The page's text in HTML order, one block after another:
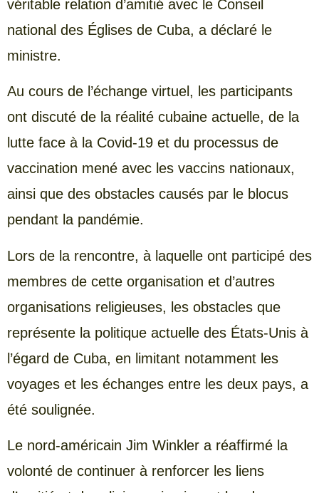
véritable relation d’amitié avec le Conseil
national des Églises de Cuba, a déclaré le
ministre.
Au cours de l’échange virtuel, les participants
ont discuté de la réalité cubaine actuelle, de la
lutte face à la Covid-19 et du processus de
vaccination mené avec les vaccins nationaux,
ainsi que des obstacles causés par le blocus
pendant la pandémie.
Lors de la rencontre, à laquelle ont participé des
membres de cette organisation et d’autres
organisations religieuses, les obstacles que
représente la politique actuelle des États-Unis à
l’égard de Cuba, en limitant notamment les
voyages et les échanges entre les deux pays, a
été soulignée.
Le nord-américain Jim Winkler a réaffirmé la
volonté de continuer à renforcer les liens